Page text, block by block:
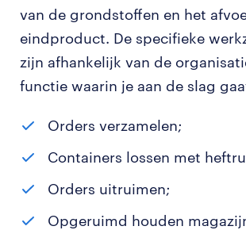
van de grondstoffen en het
eindproduct. De specifieke
zijn afhankelijk van de
functie waarin je aan de slag
Orders verzamelen;
Containers lossen met
Orders uitruimen;
Opgeruimd houden